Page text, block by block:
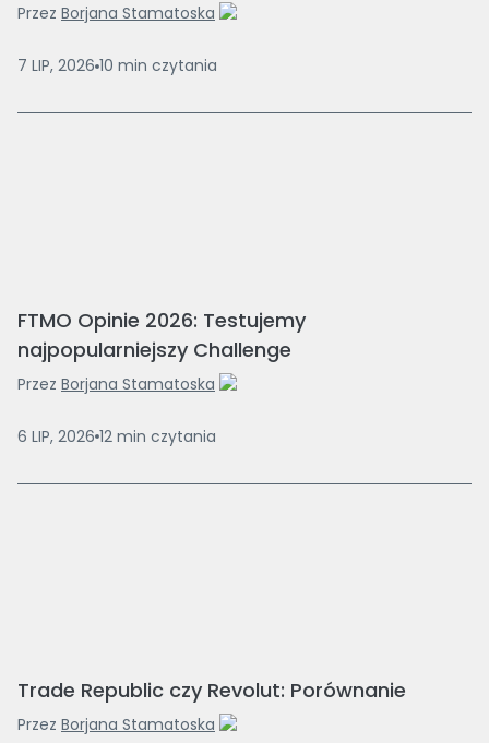
Przez Borjana Stamatoska
7 LIP, 2026 10 min czytania
FTMO Opinie 2026: Testujemy
najpopularniejszy Challenge
Przez Borjana Stamatoska
6 LIP, 2026 12 min czytania
Trade Republic czy Revolut: Porównanie
Przez Borjana Stamatoska